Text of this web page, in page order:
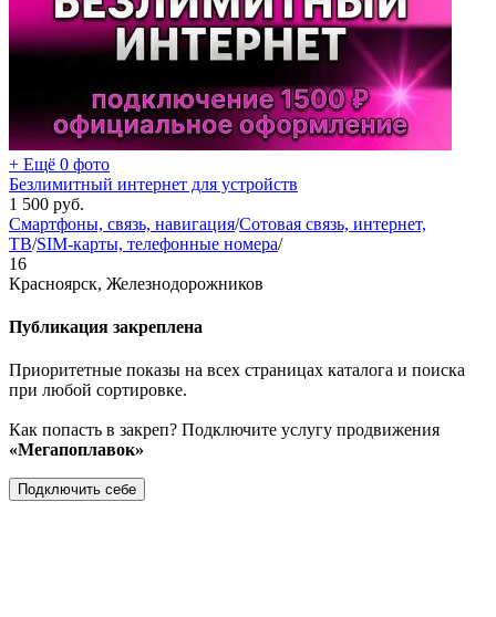
+ Ещё 0 фото
Безлимитный интернет для устройств
1 500 руб.
Смартфоны, связь, навигация/Сотовая связь, интернет,
ТВ/SIM-карты, телефонные номера/
16
Красноярск, Железнодорожников
Публикация закреплена
Приоритетные показы на всех страницах каталога и поиска
при любой сортировке.
Как попасть в закреп? Подключите услугу продвижения
«Мегапоплавок»
Подключить себе